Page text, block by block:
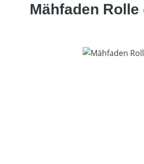
Mähfaden
Bildergalerie überspringen